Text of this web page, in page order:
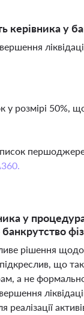
керівника у
у розмірі 50%,
у
рішення щодо
що
а не